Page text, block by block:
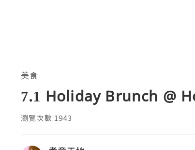
美食
7.1 Holiday Brunch @
瀏覽次數:1943